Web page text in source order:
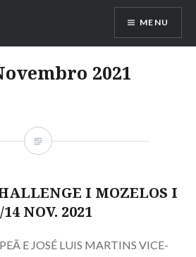
MENU
2021
I MOZELOS I
14 NOV. 2021
E JOSÉ LUIS MARTINS VICE-